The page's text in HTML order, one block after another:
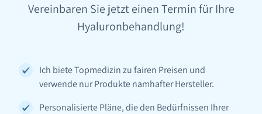
Vereinbaren Sie jetzt einen Termin für Ihre
Hyaluronbehandlung!
Ich biete Topmedizin zu fairen Preisen und
verwende nur Produkte namhafter Hersteller.
Personalisierte Pläne, die den Bedürfnissen Ihrer